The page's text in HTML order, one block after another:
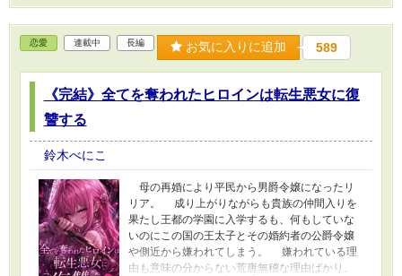
恋愛 連載中 長編 お気に入りに追加 589
《完結》全てを奪われたヒロインは転生悪女に復
讐する
鈴木べにこ
母の再婚により平民から男爵令嬢になったリ
リア。 成り上がりながらも貴族の仲間入りを
果たし王都の学園に入学するも、何もしていな
いのにこの国の王太子とその婚約者の公爵令嬢
や側近から嫌われてしまう。 嫌われている理
由も意味の分からない荒唐無稽な理由ばかり。